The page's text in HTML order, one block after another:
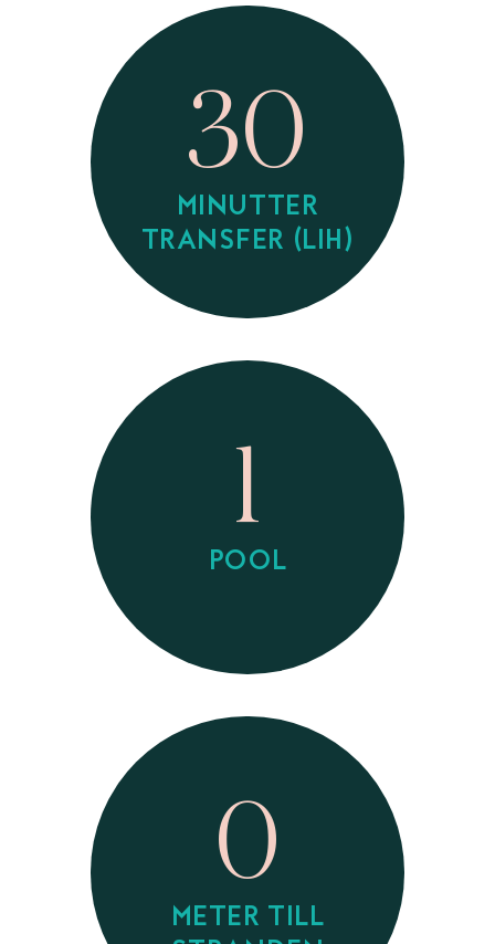
30
MINUTTER
TRANSFER (LIH)
1
POOL
0
METER TILL